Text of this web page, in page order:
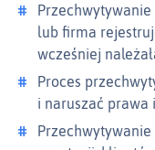
lub firma
wcześniej
Proces
i naruszać prawa